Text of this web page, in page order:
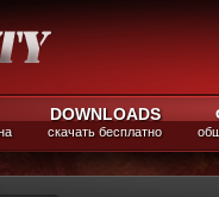
DOWNLOADS
скачать бесплатно